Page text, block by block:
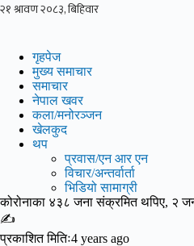
Skip
गृहपेज
मुख्य समाचार
समाचार
नेपाल खवर
कला/मनोरञ्जन
खेलकुद
थप
प्रवास/एन आर एन
विचार/अन्तर्वार्ता
भिडियो सामाग्री
कोरोनाका ४३८ जना संक्रमित थपिए, २
✍
प्रकाशित मितिः4 years ago